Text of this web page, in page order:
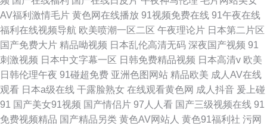
AV福利激情毛片 黄色网在线播放 91视频免费在线 91午夜在线
福利在线视频导航 欧美喷潮一区二区 午夜理论片 日本第二片区
国产免费大片 精品呦视频 日本乱伦高清无码 深夜国产视频 91
刺激视频 日本中文字幕一区 日韩免费精品视频 日本高清v 欧美
日韩伦理午夜 91碰超免费 亚洲色图网站 精品欧美 成人AV在线
观看 日本a级在线 干露脸熟女 在线观看黄色网 成人抖音 爰上碰
91 国产美女91视频 国产情侣片 97人人看 国产三级视频在线 91
免费视频精品 国产精品另类 黄色AV网站人 黄色91福利社 污网